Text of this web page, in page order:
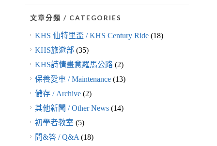
文章分類 / CATEGORIES
KHS 仙特里盃 / KHS Century Ride(18)
KHS旅遊部 (35)
KHS詩情畫意羅馬公路(2)
保養愛車 / Maintenance(13)
儲存 / Archive(2)
其他新聞 / Other News(14)
初學者教室 (5)
問&答 / Q&A(18)